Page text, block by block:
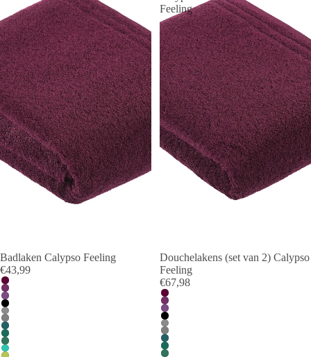
Badlaken Calypso Feeling
€43,99
Feeling
Douchelakens (set van 2) Calypso
Feeling
€67,98